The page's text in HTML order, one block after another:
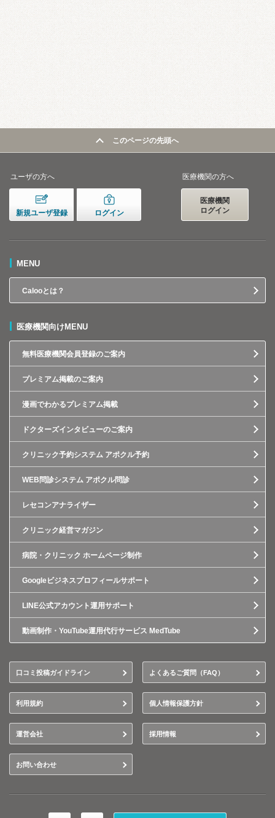
このページの先頭へ
ユーザの方へ
新規ユーザ登録 ログイン
医療機関の方へ
医療機関
ログイン
MENU
Calooとは？
医療機関向けMENU
無料医療機関会員登録のご案内
プレミアム掲載のご案内
漫画でわかるプレミアム掲載
ドクターズインタビューのご案内
クリニック予約システム アポクル予約
WEB問診システム アポクル問診
レセコンアナライザー
クリニック経営マガジン
病院・クリニック ホームページ制作
Googleビジネスプロフィールサポート
LINE公式アカウント運用サポート
動画制作・YouTube運用代行サービス MedTube
口コミ投稿ガイドライン よくあるご質問（FAQ）
利用規約 個人情報保護方針
運営会社 採用情報
お問い合わせ